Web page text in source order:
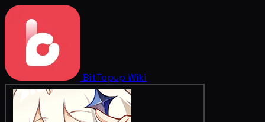
BitTopup Wiki